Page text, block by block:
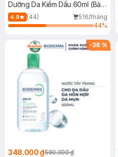
Dưỡng Da Kiềm Dầu 60ml (Bản
Mới)
4.9 (44)
516/tháng
44%
-38 %
348.000 ₫560.000 ₫